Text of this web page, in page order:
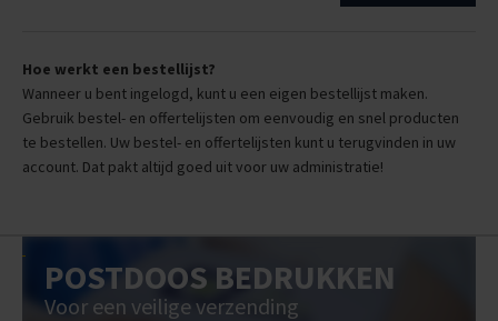
Hoe werkt een bestellijst?
Wanneer u bent ingelogd, kunt u een eigen bestellijst maken.
Gebruik bestel- en offertelijsten om eenvoudig en snel producten
te bestellen. Uw bestel- en offertelijsten kunt u terugvinden in uw
account. Dat pakt altijd goed uit voor uw administratie!
POSTDOOS BEDRUKKEN
Voor een veilige verzending